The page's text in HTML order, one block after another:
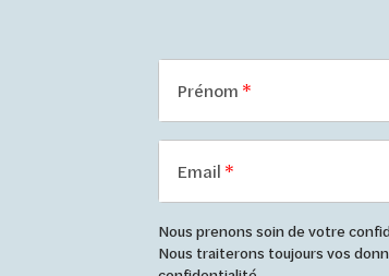
Prénom
Email
Nous prenons soin de votre
Nous traiterons toujours vos